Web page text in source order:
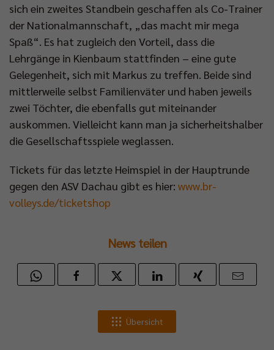
sich ein zweites Standbein geschaffen als Co-Trainer
der Nationalmannschaft, „das macht mir mega
Spaß“. Es hat zugleich den Vorteil, dass die
Lehrgänge in Kienbaum stattfinden – eine gute
Gelegenheit, sich mit Markus zu treffen. Beide sind
mittlerweile selbst Familienväter und haben jeweils
zwei Töchter, die ebenfalls gut miteinander
auskommen. Vielleicht kann man ja sicherheitshalber
die Gesellschaftsspiele weglassen.
Tickets für das letzte Heimspiel in der Hauptrunde
gegen den ASV Dachau gibt es hier: www.br-
volleys.de/ticketshop
News teilen
Übersicht